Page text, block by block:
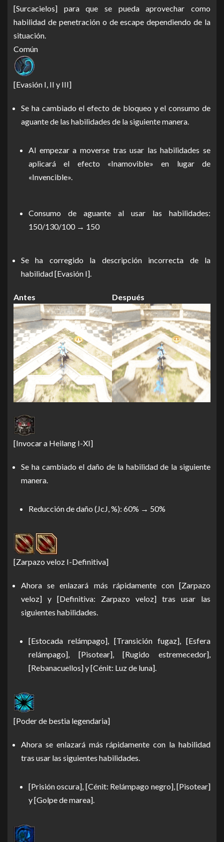
[Surcacielos] para que se pueda aprovechar como
habilidad de penetración o de escape dependiendo de la
situación.
Común
[Evasión I, II y III]
Se ha cambiado el efecto de bloqueo y el consumo de
aguante de las habilidades de la siguiente manera.
Al empezar a moverse tras usar las habilidades se
aplicará el efecto «Inamovible» en lugar de
«Invencible».
Consumo de aguante al usar las habilidades:
150/130/100 → 150
Se ha corregido la descripción incorrecta de la
habilidad [Evasión I].
Antes Después
[Invocar a Heilang I-XI]
Se ha cambiado el daño de la habilidad de la siguiente
manera.
Reducción de daño (JcJ, %): 60% → 50%
[Zarpazo veloz I-Definitiva]
Ahora se enlazará más rápidamente con [Zarpazo
veloz] y [Definitiva: Zarpazo veloz] tras usar las
siguientes habilidades.
[Estocada relámpago], [Transición fugaz], [Esfera
relámpago], [Pisotear], [Rugido estremecedor],
[Rebanacuellos] y [Cénit: Luz de luna].
[Poder de bestia legendaria]
Ahora se enlazará más rápidamente con la habilidad
tras usar las siguientes habilidades.
[Prisión oscura], [Cénit: Relámpago negro], [Pisotear]
y [Golpe de marea].